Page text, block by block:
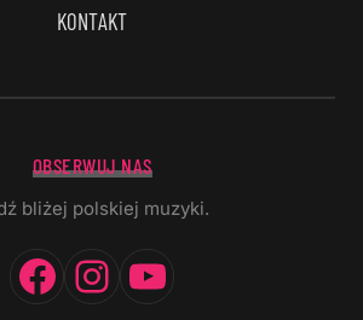
KONTAKT
OBSERWUJ NAS
bliżej polskiej muzyki.
Facebook
Instagram